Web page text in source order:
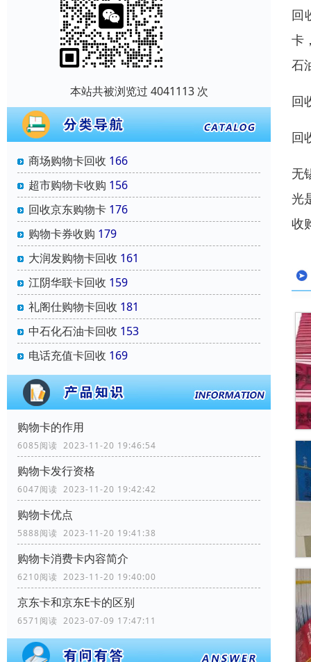
本站共被浏览过 4041113 次
商场购物卡回收 166
超市购物卡收购 156
回收京东购物卡 176
购物卡券收购 179
大润发购物卡回收 161
江阴华联卡回收 159
礼阁仕购物卡回收 181
中石化石油卡回收 153
电话充值卡回收 169
购物卡的作用
6085阅读 2023-11-20 19:46:54
购物卡发行资格
6047阅读 2023-11-20 19:42:42
购物卡优点
5888阅读 2023-11-20 19:41:38
购物卡消费卡内容简介
6210阅读 2023-11-20 19:40:00
京东卡和京东E卡的区别
6571阅读 2023-07-09 17:47:11
回
卡
石
回
回
无
光
收